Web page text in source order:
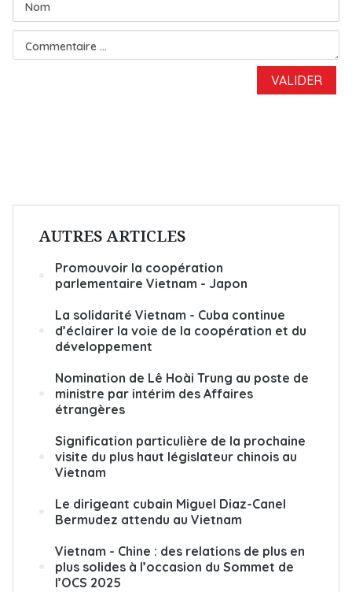
AUTRES ARTICLES
Promouvoir la coopération
parlementaire Vietnam - Japon
La solidarité Vietnam - Cuba continue
d’éclairer la voie de la coopération et du
développement
Nomination de Lê Hoài Trung au poste de
ministre par intérim des Affaires
étrangères
Signification particulière de la prochaine
visite du plus haut législateur chinois au
Vietnam
Le dirigeant cubain Miguel Diaz-Canel
Bermudez attendu au Vietnam
Vietnam - Chine : des relations de plus en
plus solides à l’occasion du Sommet de
l’OCS 2025